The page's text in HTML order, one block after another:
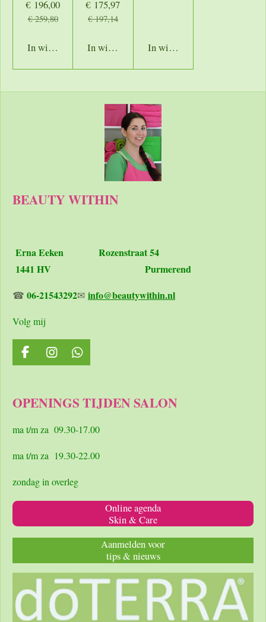
€ 196,00
€ 259,80
In winkelwagen
€ 175,97
€ 197,14
In winkelwagenIn winkelwagen
BEAUTY WITHIN
Erna Eeken Rozenstraat 54
1441 HV Purmerend
☎ 06-21543292✉ info@beautywithin.nl
Volg mij
F
a
b
o
I
n
a
r
m
W
h
s
p
OPENINGS TIJDEN SALON
ma t/m za 09.30-17.00
ma t/m za 19.30-22.00
zondag in overleg
Online agenda
Skin & Care
Aanmelden voor
tips & nieuws